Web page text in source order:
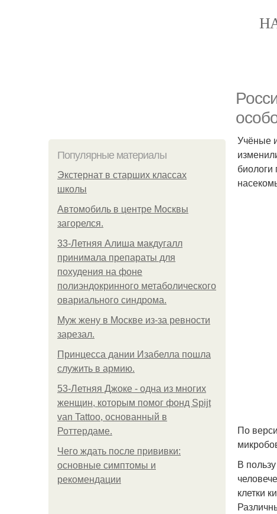
Популярные материалы
Экстернат в старших классах
школы
Автомобиль в центре Москвы
загорелся.
33-Летняя Алиша макдугалл
принимала препараты для
похудения на фоне
полиэндокринного метаболического
овариального синдрома.
Mуж жену в Москве из-за ревности
зарезал.
Принцесса дании Изабелла пошла
служить в армию.
53-Летняя Джоке - одна из многих
женщин, которым помог фонд Spijt
van Tattoo, основанный в
Роттердаме.
Чего ждать после прививки:
основные симптомы и
рекомендации
Учёные
По
В
клетки